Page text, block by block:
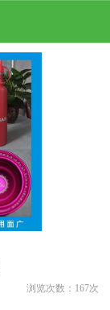
浏览次数： 167次